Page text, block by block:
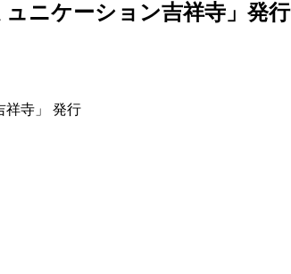
ニケーション吉祥寺」発行
祥寺」 発行